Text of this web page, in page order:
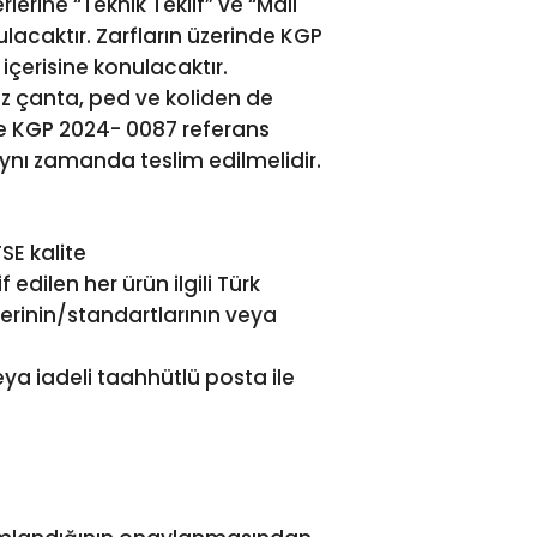
Zarfların üzerinde KGP
konulacaktır.
çanta, ped ve koliden de
2024- 0087 referans
zamanda teslim edilmelidir.
kalite
edilen her ürün ilgili Türk
standartlarının veya
iadeli taahhütlü posta ile